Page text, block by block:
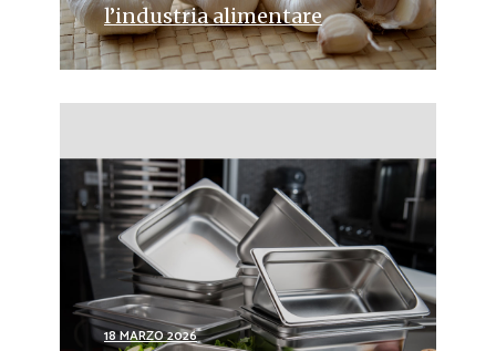
l’industria alimentare
18 MARZO 2026